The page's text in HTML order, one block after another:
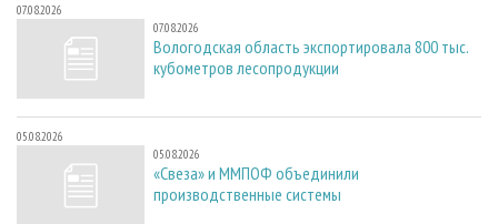
07.08.2026
07.08.2026
Вологодская область экспортировала 800 тыс.
кубометров лесопродукции
05.08.2026
05.08.2026
«Свеза» и ММПОФ объединили
производственные системы